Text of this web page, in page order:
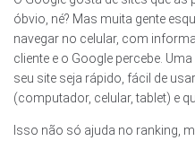
óbvio, né? Mas muita gente
navegar no celular, com
cliente e o Google percebe.
seu site seja rápido, fácil de
(computador, celular, tablet) e
Isso não só ajuda no ranking,